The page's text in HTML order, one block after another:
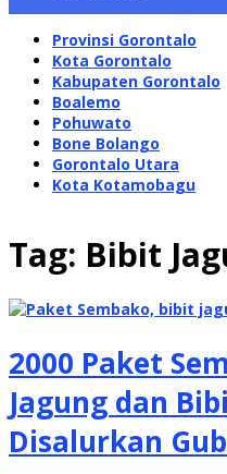
Provinsi Gorontalo
Kota Gorontalo
Kabupaten Gorontalo
Boalemo
Pohuwato
Bone Bolango
Gorontalo Utara
Kota Kotamobagu
Tag: Bibit
2000 Paket
Jagung dan
Disalurkan